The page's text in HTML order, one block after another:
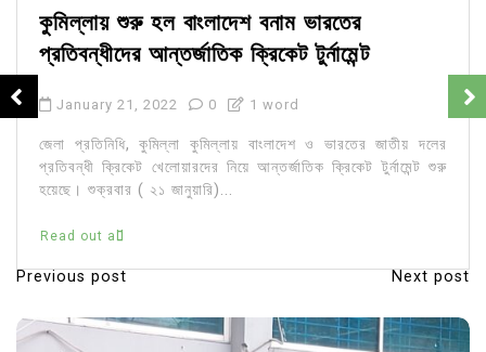
কুমিল্লায় শুরু হল বাংলাদেশ বনাম ভারতের
প্রতিবন্ধীদের আন্তর্জাতিক ক্রিকেট টুর্নামেন্ট
January 21, 2022 0 1 word
জেলা প্রতিনিধি, কুমিল্লা কুমিল্লায় বাংলাদেশ ও ভারতের জাতীয় দলের
প্রতিবন্ধী ক্রিকেট খেলোয়ারদের নিয়ে আন্তর্জাতিক ক্রিকেট টুর্নামেন্ট শুরু
হয়েছে। শুক্রবার ( ২১ জানুয়ারি)...
Read out all
P
o
Previous post Next post